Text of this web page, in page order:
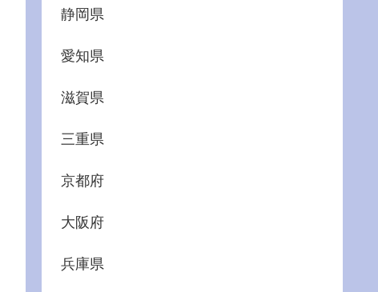
静岡県
愛知県
滋賀県
三重県
京都府
大阪府
兵庫県